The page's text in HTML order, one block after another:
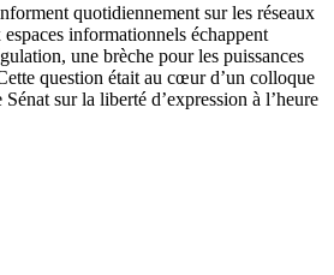
quotidiennement sur les réseaux
informationnels échappent
une brèche pour les puissances
question était au cœur d’un colloque
sur la liberté d’expression à l’heure